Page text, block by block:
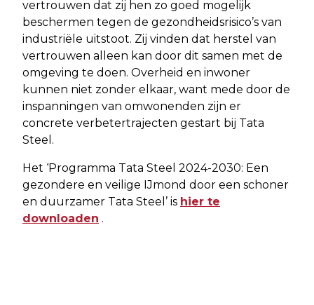
vertrouwen dat zij hen zo goed mogelijk
beschermen tegen de gezondheidsrisico’s van
industriële uitstoot. Zij vinden dat herstel van
vertrouwen alleen kan door dit samen met de
omgeving te doen. Overheid en inwoner
kunnen niet zonder elkaar, want mede door de
inspanningen van omwonenden zijn er
concrete verbetertrajecten gestart bij Tata
Steel.
Het ‘Programma Tata Steel 2024-2030: Een
gezondere en veilige IJmond door een schoner
en duurzamer Tata Steel’ is hier te
downloaden .